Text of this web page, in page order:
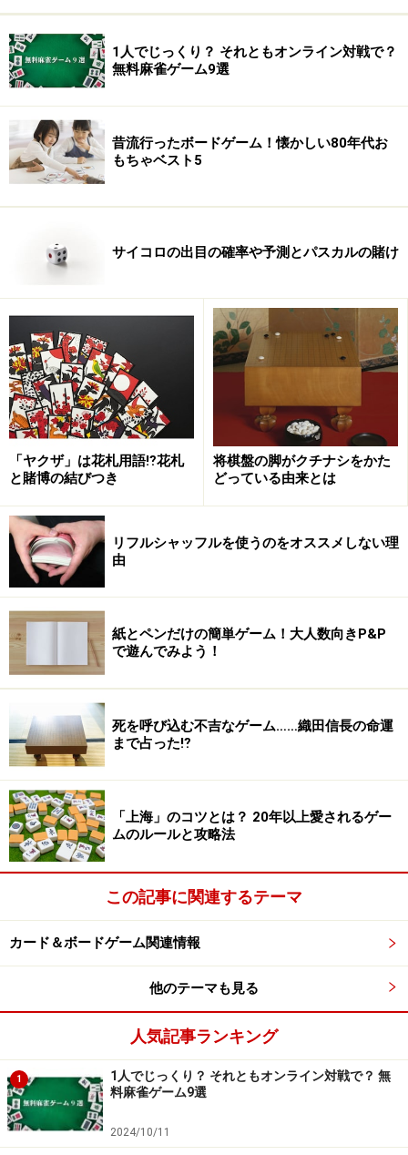
サヴィエリ・タルタコヴェル（ポーランドのグダンド・
マスター）
『8（エイト）』（キャサリン・ネヴィル／村松 潔
訳 文藝春秋）
強い手というのはすぐに間違いなく効果があるような手
です（中略）
静かな手には、策略や、落とし穴や、複雑化が含まれて
います。
『ディフェンス』（ウラジミール・ナボコフ 若松正訳
／河出書房新社）から
次善手でも確実な方が、勝負という面ではまさります。
林 海峰（囲碁棋士・名誉天元）
将棋ＶＳ囲碁対談五番勝負・勝負の世界（毎日コミュニ
ケーションズ）から
ギャンブラーは職業じゃねえ………！！ 生きザマなん
だ………！！
サガ（ギャンブラー）
『世紀末博狼伝サガ』（宮下あきら・集英社）から
※記事内容は執筆時点のものです。最新の内容をご確認くださ
い。
1/3 次のページへ
1人でじっくり？ それともオンライン対戦で？
無料麻雀ゲーム9選
昔流行ったボードゲーム！懐かしい80年代お
もちゃベスト5
サイコロの出目の確率や予測とパスカルの賭け
「ヤクザ」は花札用語⁉花札
と賭博の結びつき
将棋盤の脚がクチナシをかた
どっている由来とは
リフルシャッフルを使うのをオススメしない理
由
紙とペンだけの簡単ゲーム！大人数向きP&P
で遊んでみよう！
死を呼び込む不吉なゲーム……織田信長の命運
まで占った⁉︎
「上海」のコツとは？ 20年以上愛されるゲー
ムのルールと攻略法
この記事に関連するテーマ
カード＆ボードゲーム関連情報
他のテーマも見る
人気記事ランキング
1
1人でじっくり？ それともオンライン対戦で？ 無
料麻雀ゲーム9選
2024/10/11